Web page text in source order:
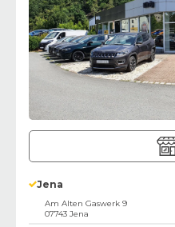
Jena
Am Alten Gaswerk 9
07743 Jena